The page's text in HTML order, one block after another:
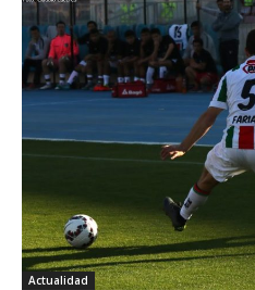
Actualidad